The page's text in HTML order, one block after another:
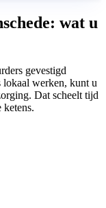
wat u
gevestigd
lokaal werken, kunt u
Dat scheelt tijd
ketens.